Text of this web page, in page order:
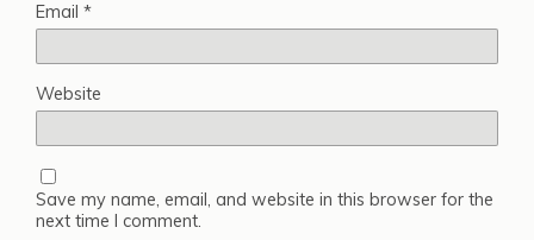
Email *
Website
Save my name, email, and website in this browser for the
next time I comment.